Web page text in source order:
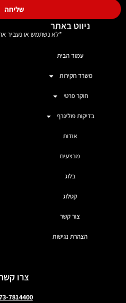
שליחה
*לא נשתמש או נעביר
ניווט באתר
עמוד הבית
משרד חקירות
חוקר פרטי
בדיקות פוליגרף
אודות
מבצעים
בלוג
קטלוג
צור קשר
הצהרת נגישות
צרו
7814400